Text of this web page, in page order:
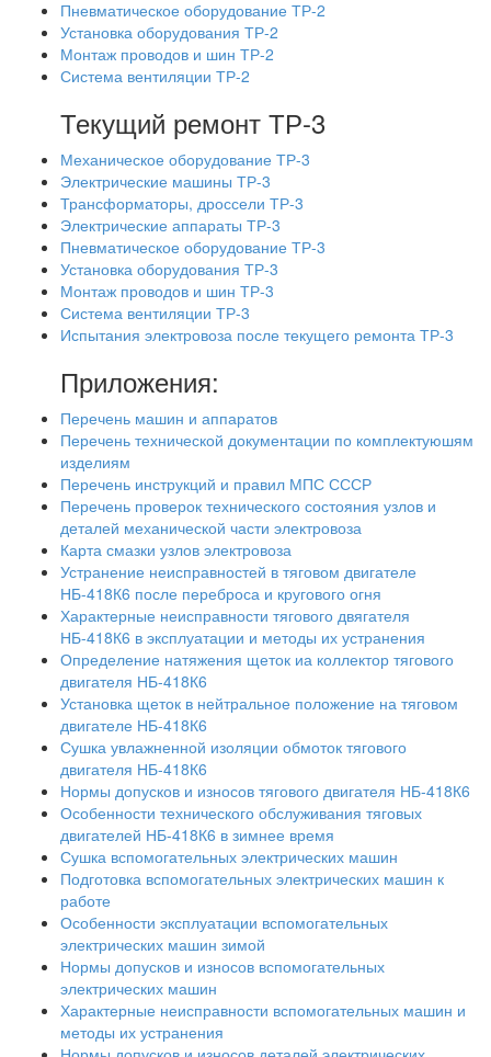
Пневматическое оборудование ТР-2
Установка оборудования ТР-2
Монтаж проводов и шин ТР-2
Система вентиляции ТР-2
Текущий ремонт ТР-3
Механическое оборудование ТР-3
Электрические машины ТР-3
Трансформаторы, дроссели ТР-3
Электрические аппараты ТР-3
Пневматическое оборудование ТР-3
Установка оборудования ТР-3
Монтаж проводов и шин ТР-3
Система вентиляции ТР-3
Испытания электровоза после текущего ремонта ТР-3
Приложения:
Перечень машин и аппаратов
Перечень технической документации по комплектуюшям
изделиям
Перечень инструкций и правил МПС СССР
Перечень проверок технического состояния узлов и
деталей механической части электровоза
Карта смазки узлов электровоза
Устранение неисправностей в тяговом двигателе
НБ-418К6 после переброса и кругового огня
Характерные неисправности тягового двягателя
НБ-418К6 в эксплуатации и методы их устранения
Определение натяжения щеток иа коллектор тягового
двигателя НБ-418К6
Установка щеток в нейтральное положение на тяговом
двигателе НБ-418К6
Сушка увлажненной изоляции обмоток тягового
двигателя НБ-418К6
Нормы допусков и износов тягового двигателя НБ-418К6
Особенности технического обслуживания тяговых
двигателей НБ-418К6 в зимнее время
Сушка вспомогательных электрических машин
Подготовка вспомогательных электрических машин к
работе
Особенности эксплуатации вспомогательных
электрических машин зимой
Нормы допусков и износов вспомогательных
электрических машин
Характерные неисправности вспомогательных машин и
методы их устранения